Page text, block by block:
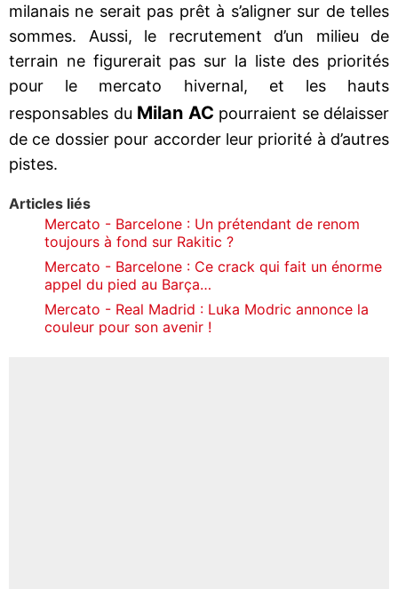
milanais ne serait pas prêt à s’aligner sur de telles
sommes. Aussi, le recrutement d’un milieu de
terrain ne figurerait pas sur la liste des priorités
pour le mercato hivernal, et les hauts
responsables du Milan AC pourraient se délaisser
de ce dossier pour accorder leur priorité à d’autres
pistes.
Articles liés
Mercato - Barcelone : Un prétendant de renom
toujours à fond sur Rakitic ?
Mercato - Barcelone : Ce crack qui fait un énorme
appel du pied au Barça…
Mercato - Real Madrid : Luka Modric annonce la
couleur pour son avenir !